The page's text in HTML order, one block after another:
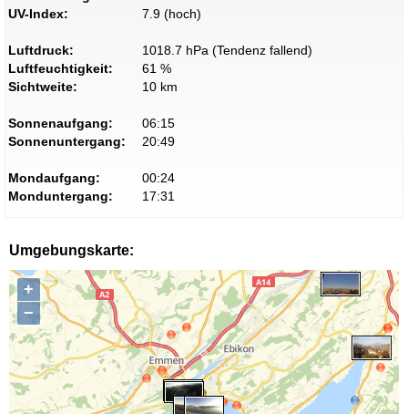
UV-Index:
7.9 (hoch)
Luftdruck:
1018.7 hPa (Tendenz fallend)
Luftfeuchtigkeit:
61 %
Sichtweite:
10 km
Sonnenaufgang:
06:15
Sonnenuntergang:
20:49
Mondaufgang:
00:24
Monduntergang:
17:31
Umgebungskarte:
+
−